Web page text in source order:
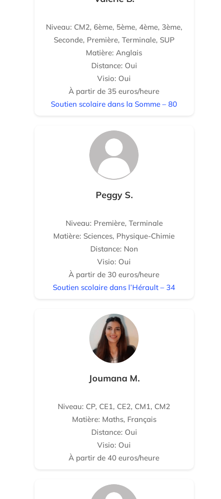
Niveau: CM2, 6ème, 5ème, 4ème, 3ème,
Seconde, Première, Terminale, SUP
Matière: Anglais
Distance: Oui
Visio: Oui
À partir de 35 euros/heure
Soutien scolaire dans la Somme – 80
Peggy S.
Niveau: Première, Terminale
Matière: Sciences, Physique-Chimie
Distance: Non
Visio: Oui
À partir de 30 euros/heure
Soutien scolaire dans l’Hérault – 34
Joumana M.
Niveau: CP, CE1, CE2, CM1, CM2
Matière: Maths, Français
Distance: Oui
Visio: Oui
À partir de 40 euros/heure